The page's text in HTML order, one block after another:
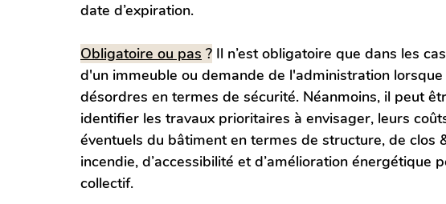
date d’expiration.
Obligatoire ou pas ? Il n’est obligatoire que dans les
d'un immeuble ou demande de l'administration
désordres en termes de sécurité. Néanmoins, il peut
identifier les travaux prioritaires à envisager, leurs
éventuels du bâtiment en termes de structure, de clos
incendie, d’accessibilité et d’amélioration énergétique
collectif.